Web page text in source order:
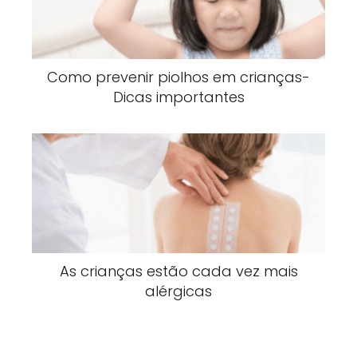
Como prevenir piolhos em crianças-
Dicas importantes
As crianças estão cada vez mais
alérgicas